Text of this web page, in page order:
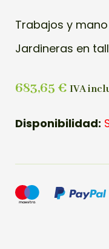
Trabajos y
Jardineras en
683,65€ IVA
Disponibilidad: